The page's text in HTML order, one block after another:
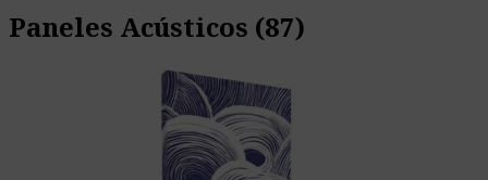
Paneles Acústicos (87)